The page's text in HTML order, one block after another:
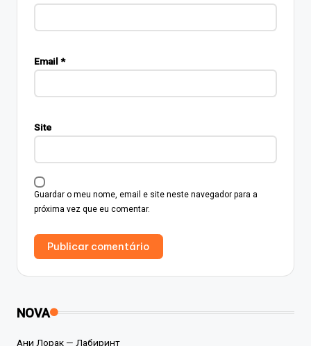
Email *
Site
Guardar o meu nome, email e site neste navegador para a
próxima vez que eu comentar.
NOVA
Ани Лорак — Лабиринт